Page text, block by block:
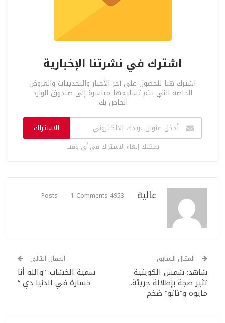
اشترك في نشرتنا الإخبارية
اشترك هنا للحصول على آخر الأخبار والتحديثات والعروض
الخاصة التي يتم تسليمها مباشرة إلى صندوق الوارد
الخاص بك.
الاشتراك
يمكنك إلغاء الاشتراك في أي وقت
عالية 4953 Posts
1 Comments
المقال السابق
شاهد: شمس الكويتية
تثير ضجة بإطلالة جريئة..
مايوه و”تاتو” ضخم
المقال التالي
سمية الخشاب: “والله أنا
خسارة في الدنيا دي “